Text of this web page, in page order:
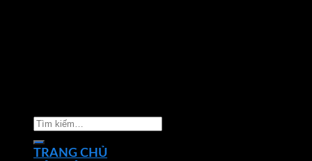
Tìm
kiếm:
TRANG CHỦ